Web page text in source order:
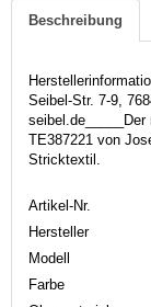
Beschreibung
Seibel-Str. 7-9,
TE387221 von
Stricktextil.
Artikel-Nr.
Hersteller
Modell
Farbe